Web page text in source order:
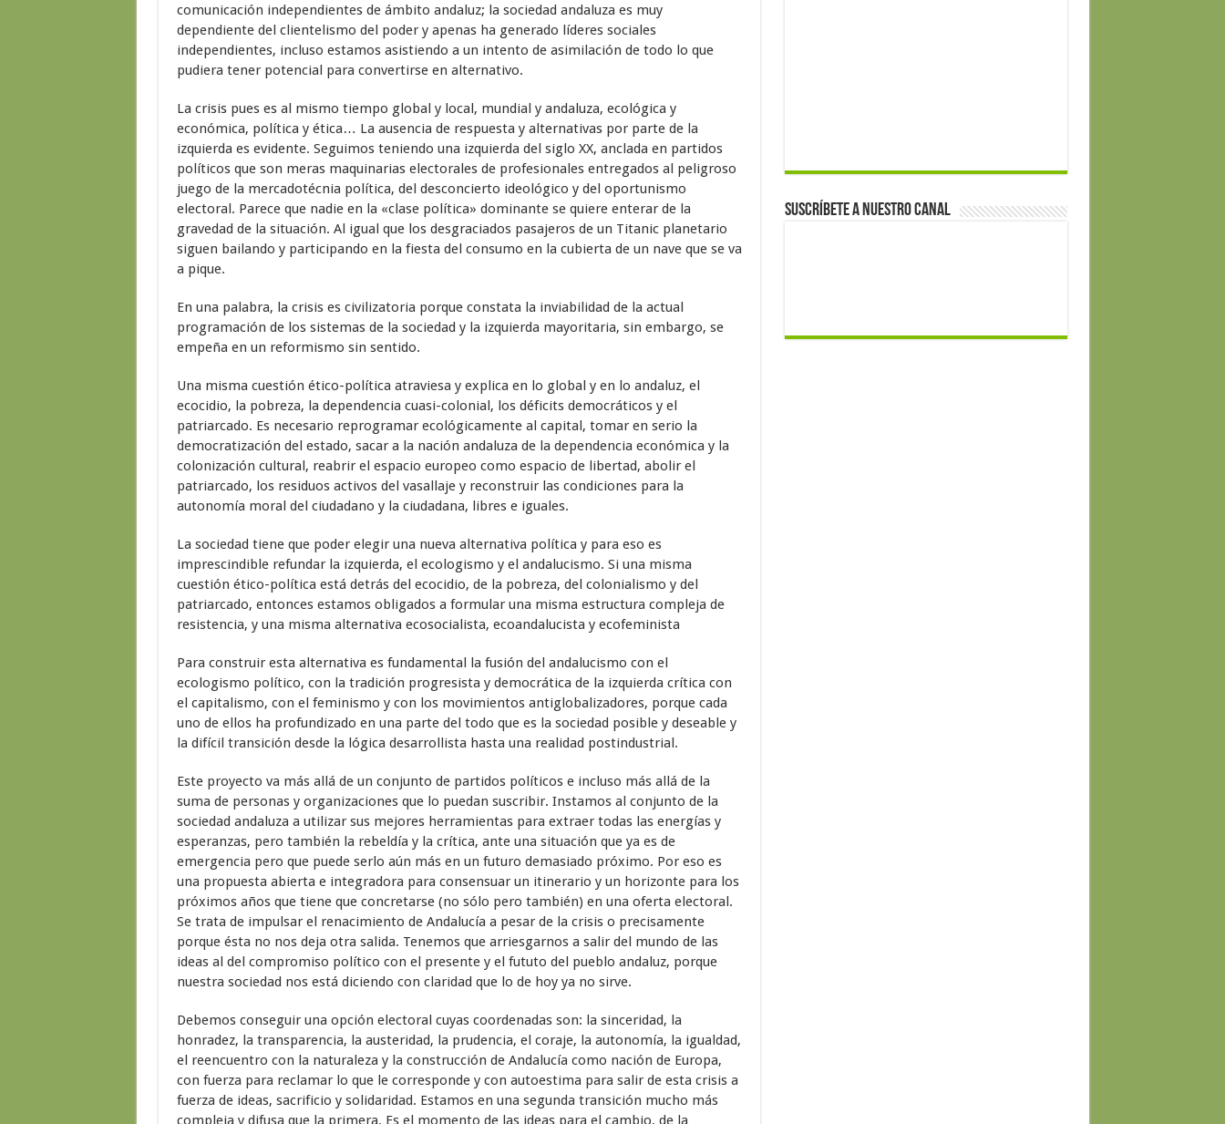
comunicación independientes de ámbito andaluz; la sociedad andaluza es muy
dependiente del clientelismo del poder y apenas ha generado líderes sociales
independientes, incluso estamos asistiendo a un intento de asimilación de todo lo que
pudiera tener potencial para convertirse en alternativo.
La crisis pues es al mismo tiempo global y local, mundial y andaluza, ecológica y
económica, política y ética… La ausencia de respuesta y alternativas por parte de la
izquierda es evidente. Seguimos teniendo una izquierda del siglo XX, anclada en partidos
políticos que son meras maquinarias electorales de profesionales entregados al peligroso
juego de la mercadotécnia política, del desconcierto ideológico y del oportunismo
electoral. Parece que nadie en la «clase política» dominante se quiere enterar de la
gravedad de la situación. Al igual que los desgraciados pasajeros de un Titanic planetario
siguen bailando y participando en la fiesta del consumo en la cubierta de un nave que se va
a pique.
En una palabra, la crisis es civilizatoria porque constata la inviabilidad de la actual
programación de los sistemas de la sociedad y la izquierda mayoritaria, sin embargo, se
empeña en un reformismo sin sentido.
Una misma cuestión ético-política atraviesa y explica en lo global y en lo andaluz, el
ecocidio, la pobreza, la dependencia cuasi-colonial, los déficits democráticos y el
patriarcado. Es necesario reprogramar ecológicamente al capital, tomar en serio la
democratización del estado, sacar a la nación andaluza de la dependencia económica y la
colonización cultural, reabrir el espacio europeo como espacio de libertad, abolir el
patriarcado, los residuos activos del vasallaje y reconstruir las condiciones para la
autonomía moral del ciudadano y la ciudadana, libres e iguales.
La sociedad tiene que poder elegir una nueva alternativa política y para eso es
imprescindible refundar la izquierda, el ecologismo y el andalucismo. Si una misma
cuestión ético-política está detrás del ecocidio, de la pobreza, del colonialismo y del
patriarcado, entonces estamos obligados a formular una misma estructura compleja de
resistencia, y una misma alternativa ecosocialista, ecoandalucista y ecofeminista
Para construir esta alternativa es fundamental la fusión del andalucismo con el
ecologismo político, con la tradición progresista y democrática de la izquierda crítica con
el capitalismo, con el feminismo y con los movimientos antiglobalizadores, porque cada
uno de ellos ha profundizado en una parte del todo que es la sociedad posible y deseable y
la difícil transición desde la lógica desarrollista hasta una realidad postindustrial.
Este proyecto va más allá de un conjunto de partidos políticos e incluso más allá de la
suma de personas y organizaciones que lo puedan suscribir. Instamos al conjunto de la
sociedad andaluza a utilizar sus mejores herramientas para extraer todas las energías y
esperanzas, pero también la rebeldía y la crítica, ante una situación que ya es de
emergencia pero que puede serlo aún más en un futuro demasiado próximo. Por eso es
una propuesta abierta e integradora para consensuar un itinerario y un horizonte para los
próximos años que tiene que concretarse (no sólo pero también) en una oferta electoral.
Se trata de impulsar el renacimiento de Andalucía a pesar de la crisis o precisamente
porque ésta no nos deja otra salida. Tenemos que arriesgarnos a salir del mundo de las
ideas al del compromiso político con el presente y el fututo del pueblo andaluz, porque
nuestra sociedad nos está diciendo con claridad que lo de hoy ya no sirve.
Debemos conseguir una opción electoral cuyas coordenadas son: la sinceridad, la
honradez, la transparencia, la austeridad, la prudencia, el coraje, la autonomía, la igualdad,
el reencuentro con la naturaleza y la construcción de Andalucía como nación de Europa,
con fuerza para reclamar lo que le corresponde y con autoestima para salir de esta crisis a
fuerza de ideas, sacrificio y solidaridad. Estamos en una segunda transición mucho más
compleja y difusa que la primera. Es el momento de las ideas para el cambio, de la
Suscríbete a nuestro canal